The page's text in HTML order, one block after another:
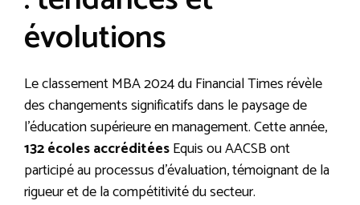
évolutions
Le classement MBA 2024 du Financial Times révèle
des changements significatifs dans le paysage de
l’éducation supérieure en management. Cette année,
132 écoles accréditéesEquis ou AACSB ont
participé au processus d’évaluation, témoignant de la
rigueur et de la compétitivité du secteur.